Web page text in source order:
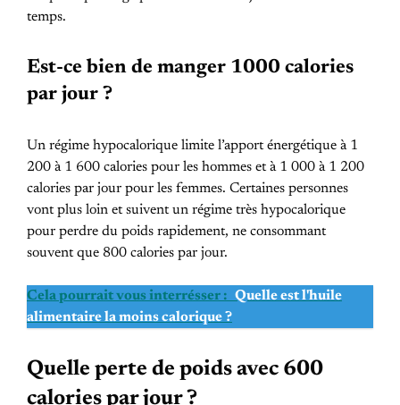
temps.
Est-ce bien de manger 1000 calories
par jour ?
Un régime hypocalorique limite l’apport énergétique à 1
200 à 1 600 calories pour les hommes et à 1 000 à 1 200
calories par jour pour les femmes. Certaines personnes
vont plus loin et suivent un régime très hypocalorique
pour perdre du poids rapidement, ne consommant
souvent que 800 calories par jour.
Cela pourrait vous interrésser : Quelle est l'huile
alimentaire la moins calorique ?
Quelle perte de poids avec 600
calories par jour ?